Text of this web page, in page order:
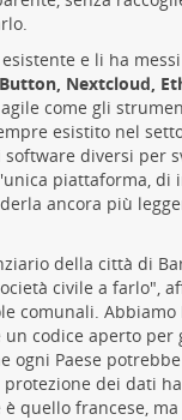
e li ha
Nextcloud,
come gli
esistito nel
diversi per
piattaforma,
ancora più
della città di
civile a farlo",
comunali.
codice aperto
ogni Paese
dei dati
quello francese,